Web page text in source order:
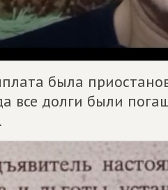
была
все долги были